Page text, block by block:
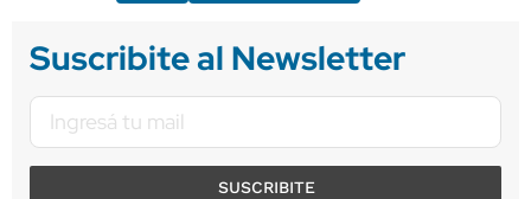
Suscribite al Newsletter
SUSCRIBITE